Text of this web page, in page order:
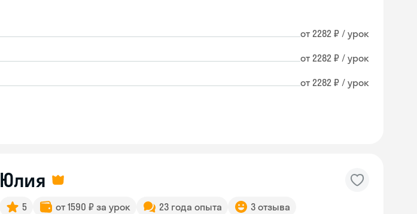
от 2282 ₽ / урок
от 2282 ₽ / урок
от 2282 ₽ / урок
Юлия
5 от 1590 ₽ за урок 23 года опыта 3 отзыва